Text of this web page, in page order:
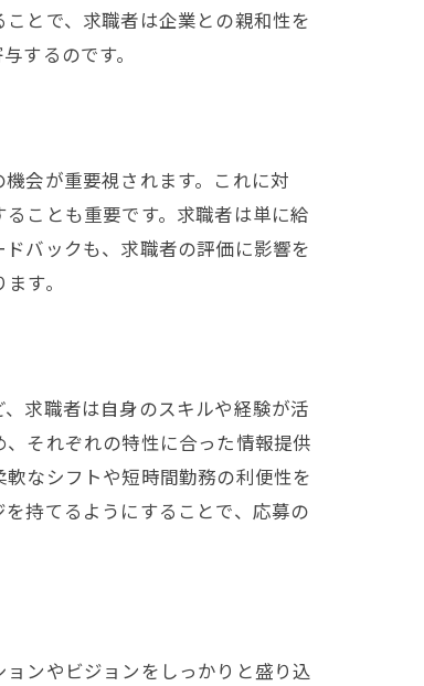
とで、求職者は企業との親和性を
するのです。
会が重要視されます。これに対
ことも重要です。求職者は単に給
バックも、求職者の評価に影響を
す。
求職者は自身のスキルや経験が活
それぞれの特性に合った情報提供
なシフトや短時間勤務の利便性を
持てるようにすることで、応募の
ンやビジョンをしっかりと盛り込